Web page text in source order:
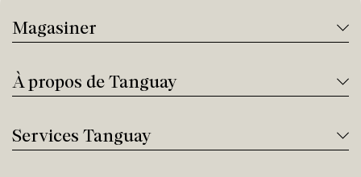
Magasiner
À propos de Tanguay
Services Tanguay